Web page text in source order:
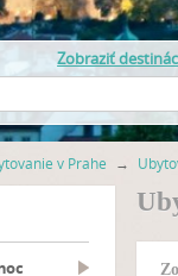
Zobraziť
v Prahe →